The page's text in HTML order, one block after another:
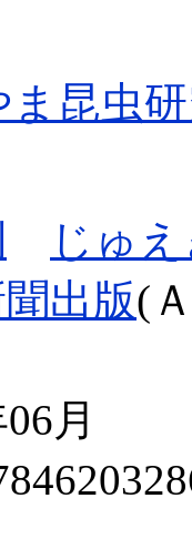
昆虫
じゅ
出版(
月